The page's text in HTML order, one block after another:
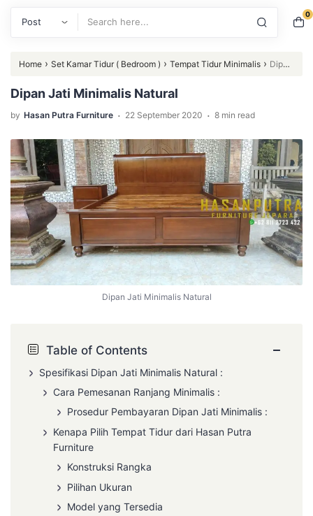
0
Home › Set Kamar Tidur ( Bedroom ) › Tempat Tidur Minimalis › Dipan
Jati Minimalis Natural
Dipan Jati Minimalis Natural
by Hasan Putra Furniture . 22 September 2020 . 8 min read
Dipan Jati Minimalis Natural
Table of Contents −
Spesifikasi Dipan Jati Minimalis Natural :
Cara Pemesanan Ranjang Minimalis :
Prosedur Pembayaran Dipan Jati Minimalis :
Kenapa Pilih Tempat Tidur dari Hasan Putra
Furniture
Konstruksi Rangka
Pilihan Ukuran
Model yang Tersedia